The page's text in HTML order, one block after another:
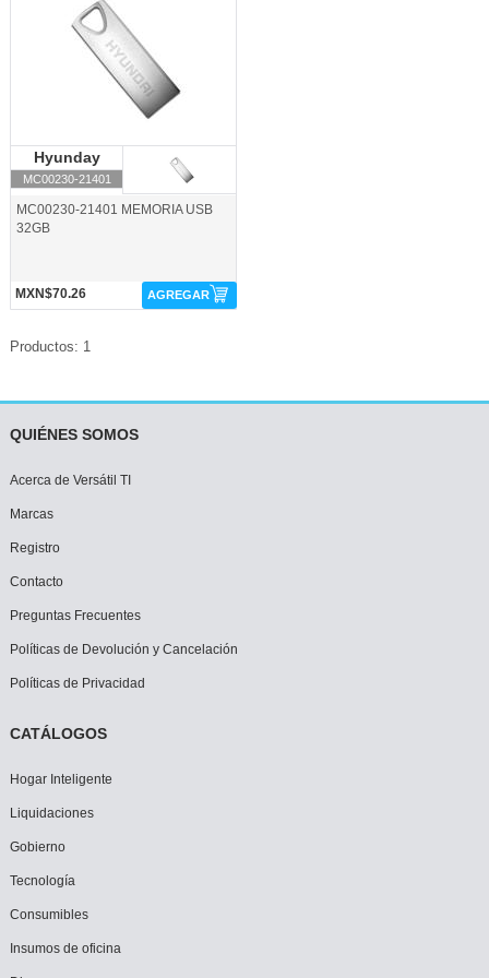
Hyunday
MC00230-21401
Hyunday
MC00230-21401 MEMORIA USB
32GB
MXN$70.26 AGREGAR
Productos: 1
QUIÉNES SOMOS
Acerca de Versátil TI
Marcas
Registro
Contacto
Preguntas Frecuentes
Políticas de Devolución y Cancelación
Políticas de Privacidad
CATÁLOGOS
Hogar Inteligente
Liquidaciones
Gobierno
Tecnología
Consumibles
Insumos de oficina